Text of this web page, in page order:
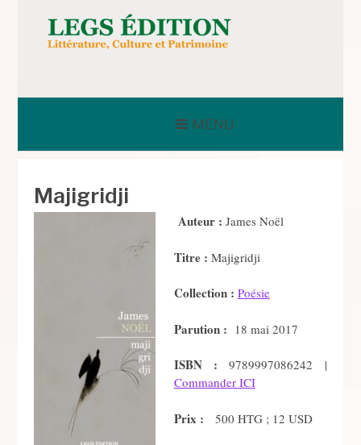
contenuLEGS ÉDITION
MENU
Majigridji
Auteur : James Noël
Titre : Majigridji
Collection : Poésie
Parution : 18 mai 2017
ISBN :9789997086242 |
Commander ICI
Prix : 500 HTG ; 12 USD